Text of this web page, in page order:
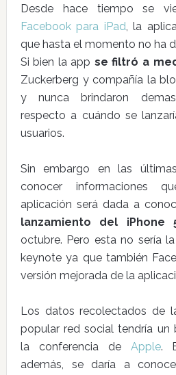
Desde hace tiempo se
Facebook para iPad, la
que hasta el momento no ha
Si bien la app se filtró a
Zuckerberg y compañía la
y nunca brindaron
respecto a cuándo se
usuarios.
Sin embargo en las
conocer informaciones
aplicación será dada a
lanzamiento del iPhone
octubre. Pero esta no sería
keynote ya que también
versión mejorada de la
Los datos recolectados de
popular red social tendría un
la conferencia de Apple.
además, se daría a